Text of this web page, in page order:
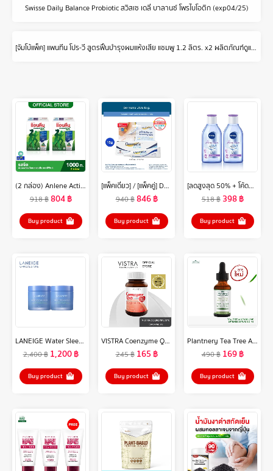
Swisse Daily Balance Probiotic สวิสเซ เดลี่ บาลานซ์ โพรไบโอติก (exp04/25)
[จัมโบ้แพ็ค] แพนทีน โปร-วี สูตรฟื้นบำรุงผมแห้งเสีย แชมพู 1.2 ลิตร. x2 ผลิตภัณฑ์ดูแลผม บํารุงผม Pantene Pro-V Total Damage Care Shampoo 1.2 L. x2
(2 กล่อง) Anlene Actifit 3 แอนลีน แอคติฟิต 3 นมผงพร่องมันเนยแคลเซียมสูงแบบชง รสจืด 1000 กรัม
918฿804฿
Buy product
[แพ็คเดี่ยว] / [แพ็คคู่] Dermatix Ultra Gel เดอร์มาติกซ์ อัลตร้า เจลลดรอยแผลเป็น ขนาด 15 กรัม
940฿846฿
Buy product
[ลดสูงสุด 50% + โค้ดลดเพิ่ม 20%]นีเวีย ไมเซล่า เช็ดเครื่องสำอาง แอคเน่ แคร์ เมคอัพ เคลียร์ 400 มล. 2 ชิ้น NIVEA
518฿ 398฿
Buy product
LANEIGE Water Sleeping Mask_EX 70ml 2ชิ้น ลาเนจ วอเตอร์ สลิปปิ้ง มาส์ก อีเอ็กซ์ มาส์กให้ความชุ่มชื้น กระจ่างใส บำรุงผิว
2,400฿ 1,200฿
Buy product
VISTRA Coenzyme Q10 30 mg - วิสทร้า โคเอนไซม์ คิวเท็น 30 มก. ( 30 เม็ด )
245฿ 165 ฿
Buy product
Plantnery Tea Tree Acne Microbiome Intense Serum 30 ml
490฿ 169฿
Buy product